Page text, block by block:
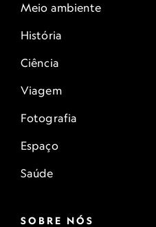
Meio ambiente
História
Ciência
Viagem
Fotografia
Espaço
Saúde
SOBRE NÓS